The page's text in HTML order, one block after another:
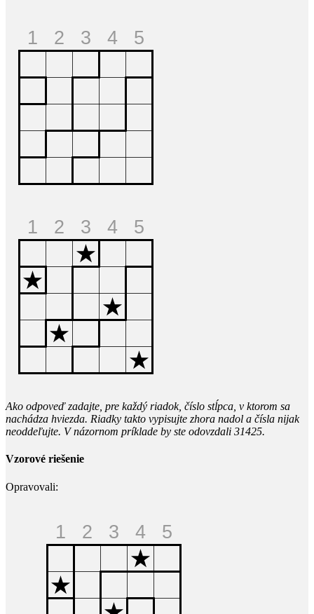
Ako odpoveď zadajte, pre každý riadok, číslo stĺpca, v ktorom sa
nachádza hviezda. Riadky takto vypisujte zhora nadol a čísla nijak
neoddeľujte. V názornom príklade by ste odovzdali 31425.
Vzorové riešenie
Opravovali: